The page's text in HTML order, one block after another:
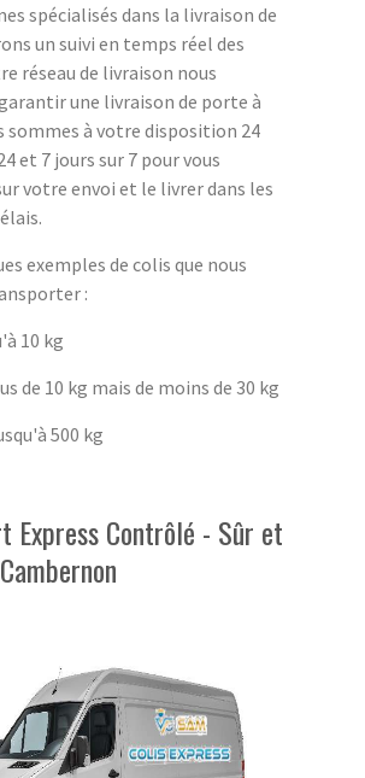
spécialisés dans la livraison de
un suivi en temps réel des
réseau de livraison nous
une livraison de porte à
sommes à votre disposition 24
et 7 jours sur 7 pour vous
votre envoi et le livrer dans les
exemples de colis que nous
:
10 kg
de 10 kg mais de moins de 30 kg
500 kg
Express Contrôlé - Sûr et